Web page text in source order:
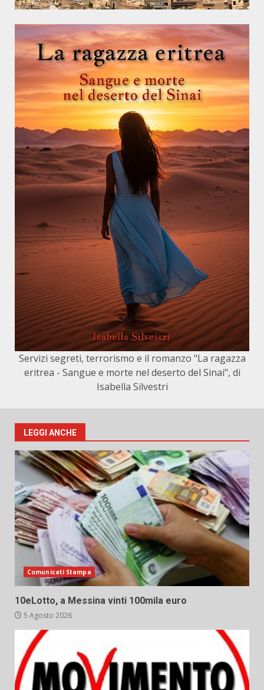
Servizi segreti, terrorismo e il romanzo "La ragazza
eritrea - Sangue e morte nel deserto del Sinai", di
Isabella Silvestri
LEGGI ANCHE
Comunicati Stampa
10eLotto, a Messina vinti 100mila euro
5 Agosto 2026